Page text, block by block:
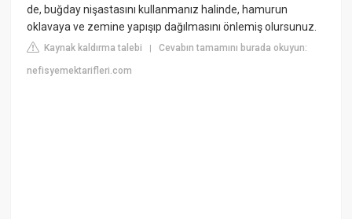
de, buğday nişastasını kullanmanız halinde, hamurun
oklavaya ve zemine yapışıp dağılmasını önlemiş olursunuz.
Kaynak kaldırma talebi |Cevabın tamamını burada okuyun:
nefisyemektarifleri.com